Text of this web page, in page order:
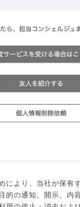
により、当社が保有
的の通知、開示、内